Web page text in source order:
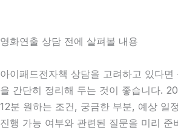
영화연출 상담 전에 살펴볼 내용
아이패드전자책 상담을 고려하고 있다
을 간단히 정리해 두는 것이 좋습니다.
12분 원하는 조건, 궁금한 부분, 예상 일
진행 가능 여부와 관련된 질문을 미리 준